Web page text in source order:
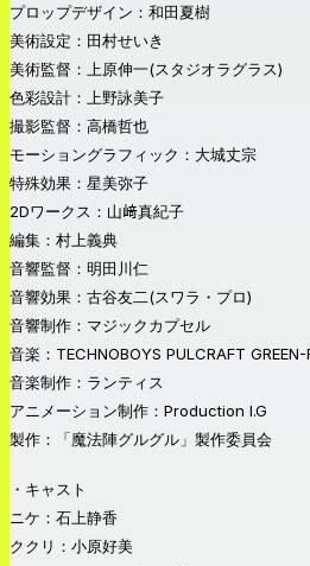
プロップデザイン：和田夏樹
美術設定：田村せいき
美術監督：上原伸一(スタジオラグラス)
色彩設計：上野詠美子
撮影監督：高橋哲也
モーショングラフィック：大城丈宗
特殊効果：星美弥子
2Dワークス：山﨑真紀子
編集：村上義典
音響監督：明田川仁
音響効果：古谷友二(スワラ・プロ)
音響制作：マジックカプセル
音楽：TECHNOBOYS PULCRAFT GREEN-
音楽制作：ランティス
アニメーション制作：Production I.G
製作：「魔法陣グルグル」製作委員会
・キャスト
ニケ：石上静香
ククリ：小原好美